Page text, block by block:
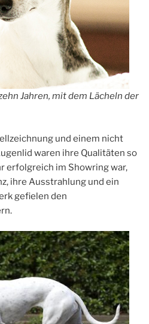
Jahren, mit dem Lächeln der
und einem nicht
waren ihre Qualitäten so
erfolgreich im Showring war,
ihre Ausstrahlung und ein
gefielen den